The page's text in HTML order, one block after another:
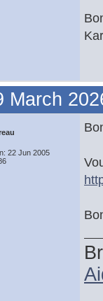
March
22 Jun 2005